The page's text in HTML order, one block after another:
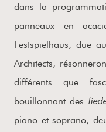
dans la
panneaux en
Festspielhaus, due
Architects,
différents que
bouillonnant des
piano et soprano,